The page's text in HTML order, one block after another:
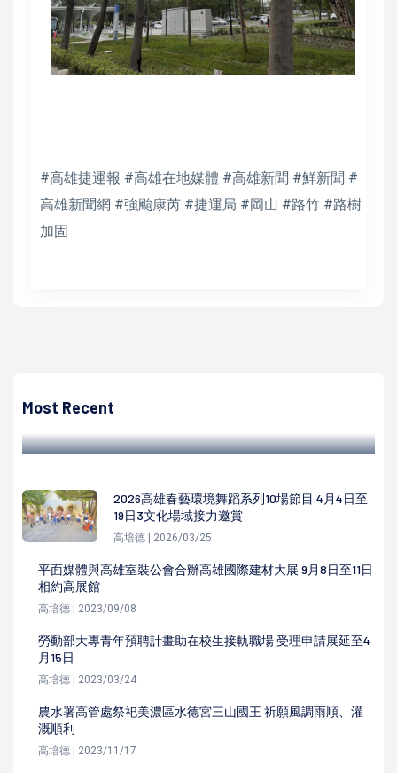
#高雄捷運報 #高雄在地媒體 #高雄新聞 #鮮新聞 #
高雄新聞網 #強颱康芮 #捷運局 #岡山 #路竹 #路樹
加固
Most Recent
務宣導早療重要
2026高雄春藝環境舞蹈系列10場節目 4月4日至
19日3文化場域接力邀賞
高培德 | 2026/03/25
平面媒體與高雄室裝公會合辦高雄國際建材大展 9月8日至11日
相約高展館
高培德 | 2023/09/08
勞動部大專青年預聘計畫助在校生接軌職場 受理申請展延至4
月15日
高培德 | 2023/03/24
農水署高管處祭祀美濃區水德宮三山國王 祈願風調雨順、灌
溉順利
高培德 | 2023/11/17